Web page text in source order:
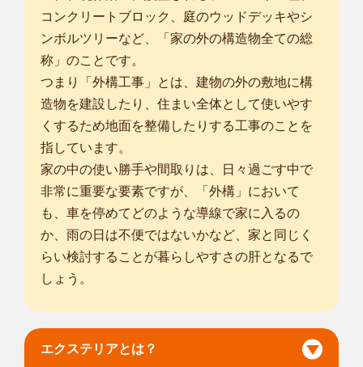
コンクリートブロック、庭のウッドデッキやシ
ンボルツリーなど、「家の外の構造物全ての総
称」のことです。
つまり「外構工事」とは、建物の外の敷地に構
造物を建設したり、住まい全体として使いやす
くするため地面を整備したりする工事のことを
指しています。
家の中の使い勝手や間取りは、日々過ごす中で
非常に重要な要素ですが、「外構」において
も、車を停めてどのような導線で家に入るの
か、雨の日は不便ではないかなど、家と同じく
らい検討することが暮らしやすさの肝となるで
しょう。
エクステリアとは？